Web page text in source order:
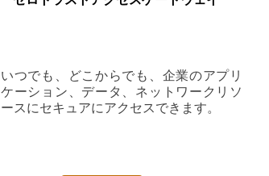
いつでも、どこからでも、企業のアプリ
ケーション、データ、ネットワークリソ
ースにセキュアにアクセスできます。